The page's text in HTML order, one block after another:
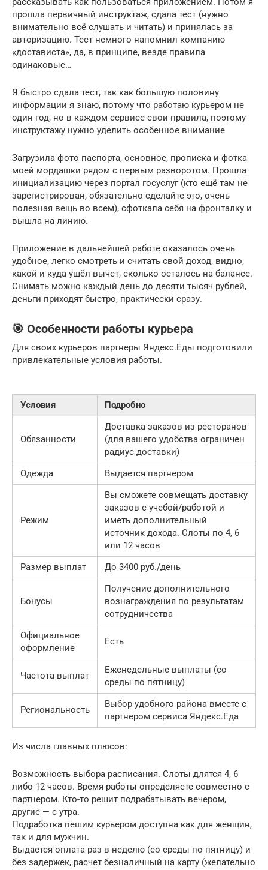
прошла первичный инструктаж, сдала тест (нужно
внимательно всё слушать и читать) и принялась за
авторизацию. Тест немного напомнил компанию
«достависта», да, в принципе, везде правила
одинаковые…
Я быстро сдала тест, так как большую половину
информации я знаю, потому что работаю курьером не
один год, но в каждом сервисе свои правила, поэтому
инструктажу нужно уделить особенное внимание
Загрузила фото паспорта, основное, прописка и фотка
моей мордашки рядом с первым разворотом. Прошла
инициализацию через портал госуслуг (кто ещё там не
зарегистрирован, обязательно сделайте это, очень
полезная вещь во всем), сфоткала себя на фронталку и
вышла на линию.
Приложение в дальнейшей работе оказалось очень
удобное, легко смотреть и считать свой доход, видно,
какой и куда ушёл вычет, сколько осталось на балансе.
Снимать можно каждый день до десяти тысяч рублей,
деньги приходят быстро, практически сразу.
🎯 Особенности работы курьера
Для своих курьеров партнеры Яндекс.Еды подготовили
привлекательные условия работы.
Условия Подробно
Обязанности
Доставка заказов из ресторанов
(для вашего удобства ограничен
радиус доставки)
Одежда
Выдается партнером
Режим
Вы сможете совмещать доставку
заказов с учебой/работой и
иметь дополнительный
источник дохода. Слоты по 4, 6
или 12 часов
Размер выплат
До 3400 руб./день
Бонусы
Получение дополнительного
вознаграждения по результатам
сотрудничества
Официальное
оформление
Есть
Частота выплат
Еженедельные выплаты (со
среды по пятницу)
Региональность
Выбор удобного района вместе с
партнером сервиса Яндекс.Еда
Из числа главных плюсов:
Возможность выбора расписания. Слоты длятся 4, 6
либо 12 часов. Время работы определяете совместно с
партнером. Кто-то решит подрабатывать вечером,
другие — с утра.
Подработка пешим курьером доступна как для женщин,
так и для мужчин.
Выдается оплата раз в неделю (со среды по пятницу) и
без задержек, расчет безналичный на карту (желательно